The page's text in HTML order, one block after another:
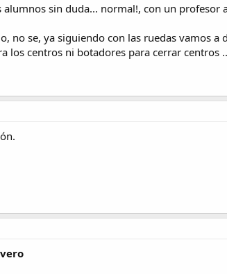
sin duda... normal!, con un profesor
no se, ya siguiendo con las ruedas vamos
los centros ni botadores para cerrar centros